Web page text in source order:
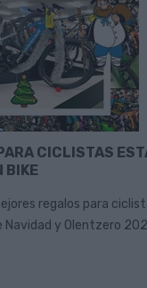
CICLISTAS
BIKE
regalos para
Navidad y Olentzero